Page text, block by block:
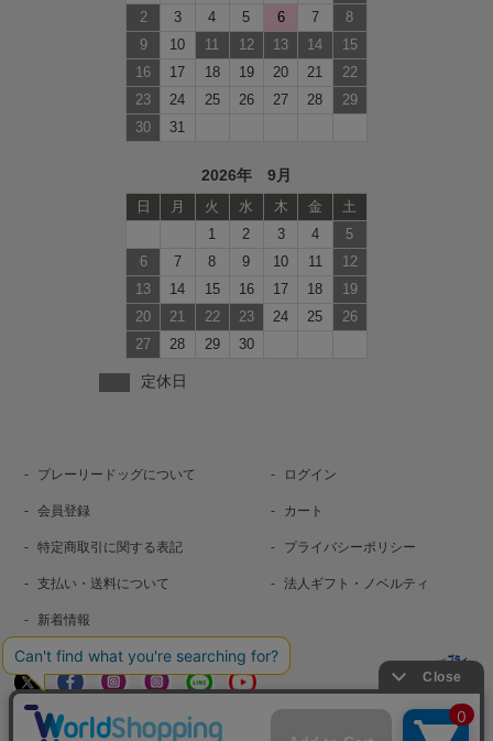
2
3 4 5 6 7
8
9
10 11 12 13 14
15
16
17 18 19 20 21
22
23
24 25 26 27 28
29
30
31
2026年 9月
日 月 火 水 木 金
土
1
2 3 4
5
6
7 8 9 10 11
12
13
14 15 16 17 18
19
20
21 22 23 24 25
26
27
28 29 30
定休日
プレーリードッグについて ログイン
会員登録 カート
特定商取引に関する表記 プライバシーポリシー
支払い・送料について 法人ギフト・ノベルティ
新着情報